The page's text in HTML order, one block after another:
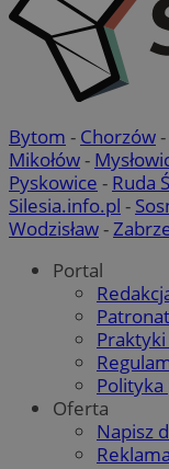
Bytom - Chorzów-
Mikołów-
Pyskowice - Ruda
Silesia.info.pl -
Wodzisław-
Portal
Oferta
Napisz
Reklama